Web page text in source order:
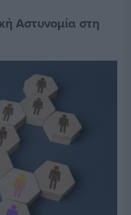
Αστυνομία στη